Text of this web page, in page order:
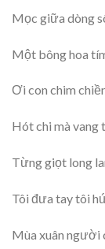
Mọc giữa dòng
Một bông hoa
Ơi con chim
Hót chi mà vang
Từng giọt long
Tôi đưa tay tôi
Mùa xuân người